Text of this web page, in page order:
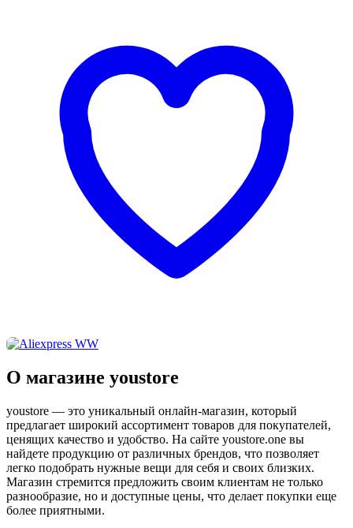
О магазине youstore
youstore — это уникальный онлайн-магазин, который
предлагает широкий ассортимент товаров для покупателей,
ценящих качество и удобство. На сайте youstore.one вы
найдете продукцию от различных брендов, что позволяет
легко подобрать нужные вещи для себя и своих близких.
Магазин стремится предложить своим клиентам не только
разнообразие, но и доступные цены, что делает покупки еще
более приятными.